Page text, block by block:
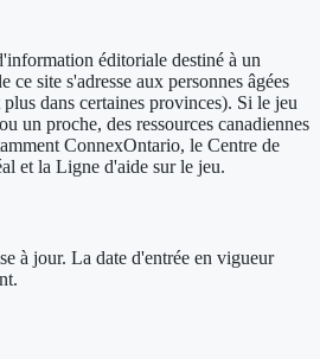
éditoriale destiné à un
site s'adresse aux personnes âgées
dans certaines provinces). Si le jeu
un proche, des ressources canadiennes
ConnexOntario, le Centre de
et la Ligne d'aide sur le jeu.
à jour. La date d'entrée en vigueur